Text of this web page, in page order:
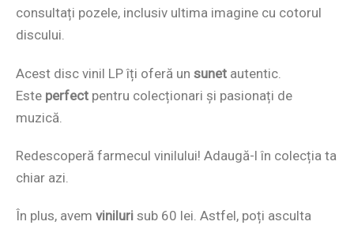
consultați pozele, inclusiv ultima imagine cu cotorul
discului.
Acest disc vinil LP îți oferă un sunet autentic.
Este perfect pentru colecționari și pasionați de
muzică.
Redescoperă farmecul vinilului! Adaugă-l în colecția ta
chiar azi.
În plus, avem viniluri sub 60 lei. Astfel, poți asculta